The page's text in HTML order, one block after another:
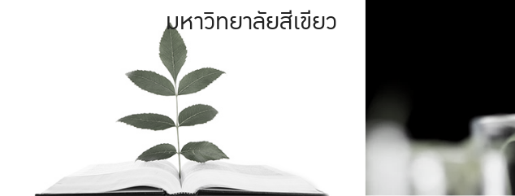
มหาวิทยาลัยสีเขียว